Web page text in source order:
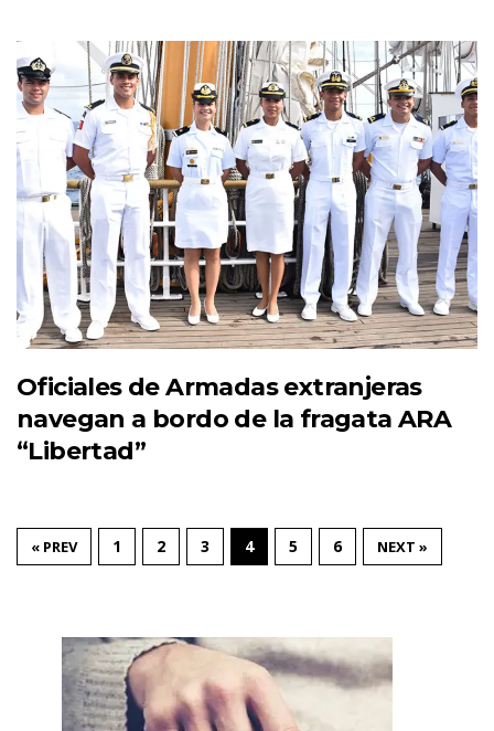
Oficiales de Armadas extranjeras
navegan a bordo de la fragata ARA
“Libertad”
« PREV 1 2 3 4 5 6 NEXT »